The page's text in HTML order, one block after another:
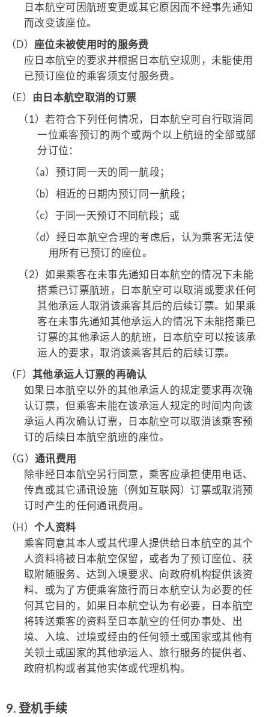
日本航空可因航班变更或其它原因而不经事先通知
而改变该座位。
（D） 座位未被使用时的服务费
应日本航空的要求并根据日本航空规则，未能使用
已预订座位的乘客须支付服务费。
（E） 由日本航空取消的订票
（1）若符合下列任何情况，日本航空可自行取消同
一位乘客预订的两个或两个以上航班的全部或部
分订位：
（a） 预订同一天的同一航段；
（b） 相近的日期内预订同一航段；
（c） 于同一天预订不同航段；或
（d） 经日本航空合理的考虑后，认为乘客无法使
用所有已预订的座位。
（2）如果乘客在未事先通知日本航空的情况下未能
搭乘已订票航班，日本航空可以取消或要求任何
其他承运人取消该乘客其后的后续订票。如果乘
客在未事先通知其他承运人的情况下未能搭乘已
订票的其他承运人的航班，日本航空可以按该承
运人的要求，取消该乘客其后的后续订票。
（F） 其他承运人订票的再确认
如果日本航空以外的其他承运人的规定要求再次确
认订票，但乘客未能在该承运人规定的时间内向该
承运人再次确认订票，日本航空可以取消该乘客预
订的后续日本航空航班的座位。
（G）通讯费用
除非经日本航空另行同意，乘客应承担使用电话、
传真或其它通讯设施（例如互联网）订票或取消预
订时产生的任何通讯费用。
（H）个人资料
乘客同意其本人或其代理人提供给日本航空的其个
人资料将被日本航空保留，或者为了预订座位、获
取附随服务、达到入境要求、向政府机构提供该资
料、或为了方便乘客旅行而日本航空认为必要的任
何其它目的，如果日本航空认为有必要，日本航空
将转送乘客的资料至日本航空的任何办事处、出
境、入境、过境或经由的任何领土或国家或其他有
关领土或国家的其他承运人、旅行服务的提供者、
政府机构或者其他实体或代理机构。
9. 登机手续